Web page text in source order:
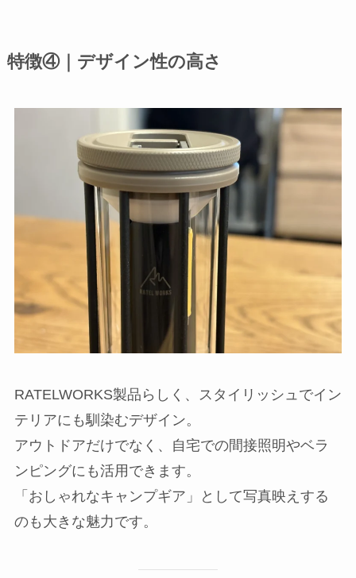
特徴④｜デザイン性の高さ
RATELWORKS製品らしく、スタイリッシュでイン
テリアにも馴染むデザイン。
アウトドアだけでなく、自宅での間接照明やベラ
ンピングにも活用できます。
「おしゃれなキャンプギア」として写真映えする
のも大きな魅力です。